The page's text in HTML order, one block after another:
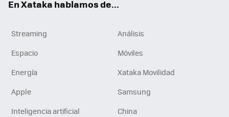
En Xataka hablamos de...
Streaming
Análisis
Espacio
Móviles
Energía
Xataka Movilidad
Apple
Samsung
Inteligencia artificial
China